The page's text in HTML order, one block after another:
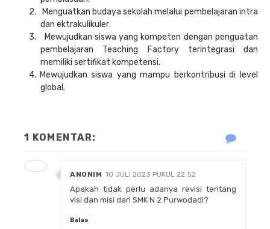
2.
Menguatkan budaya sekolah melalui pembelajaran intra
dan ektrakulikuler.
3.
Mewujudkan siswa yang kompeten dengan penguatan
pembelajaran Teaching Factory terintegrasi dan
memiliki sertifikat kompetensi.
4. Mewujudkan siswa yang mampu berkontribusi di level
global.
1 KOMENTAR:
ANONIM 10 JULI 2023 PUKUL 22.52
Apakah tidak perlu adanya revisi tentang
visi dan misi dari SMK N 2 Purwodadi?
Balas